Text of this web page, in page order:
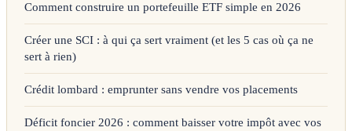
Comment construire un portefeuille ETF simple en 2026
Créer une SCI : à qui ça sert vraiment (et les 5 cas où ça ne
sert à rien)
Crédit lombard : emprunter sans vendre vos placements
Déficit foncier 2026 : comment baisser votre impôt avec vos